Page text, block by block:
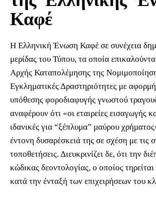
Καφέ
Η Ελληνική Ένωση Καφέ σε συνέχεια
μερίδας του Τύπου, τα οποία
Αρχής Καταπολέμησης της
Εγκληματικές Δραστηριότητες με
υπόθεσης φοροδιαφυγής γνωστού
αναφέρουν ότι «οι εταιρείες εισαγωγής
ιδανικές για “ξέπλυμα” μαύρου
έντονη δυσαρέσκειά της σε σχέση με τις
τοποθετήσεις. Διευκρινίζει δε, ότι την
κώδικας δεοντολογίας, ο οποίος
κατά την ένταξή των επιχειρήσεων του